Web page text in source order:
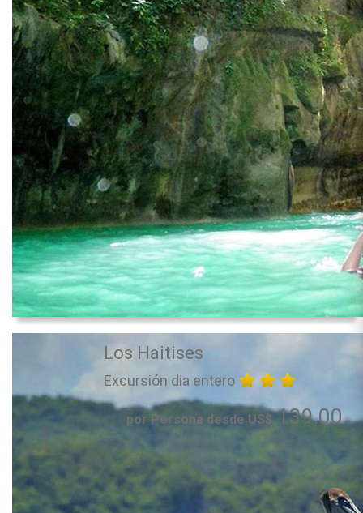
Los Haitises
Excursión dia entero
por Persona desde US$139.00